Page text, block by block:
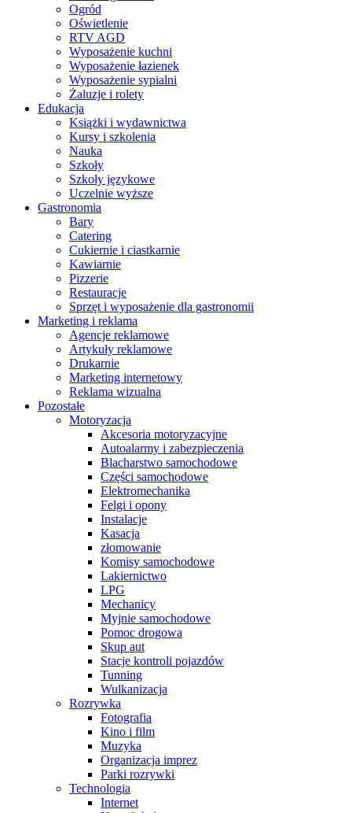
Ogród
Oświetlenie
RTV AGD
Wyposażenie kuchni
Wyposażenie łazienek
Wyposażenie sypialni
Żaluzje i rolety
Edukacja
Książki i wydawnictwa
Kursy i szkolenia
Nauka
Szkoły
Szkoły językowe
Uczelnie wyższe
Gastronomia
Bary
Catering
Cukiernie i ciastkarnie
Kawiarnie
Pizzerie
Restauracje
Sprzęt i wyposażenie dla gastronomii
Marketing i reklama
Agencje reklamowe
Artykuły reklamowe
Drukarnie
Marketing internetowy
Reklama wizualna
Pozostałe
Motoryzacja
Akcesoria motoryzacyjne
Autoalarmy i zabezpieczenia
Blacharstwo samochodowe
Części samochodowe
Elektromechanika
Felgi i opony
Instalacje
Kasacja
złomowanie
Komisy samochodowe
Lakiernictwo
LPG
Mechanicy
Myjnie samochodowe
Pomoc drogowa
Skup aut
Stacje kontroli pojazdów
Tunning
Wulkanizacja
Rozrywka
Fotografia
Kino i film
Muzyka
Organizacja imprez
Parki rozrywki
Technologia
Internet